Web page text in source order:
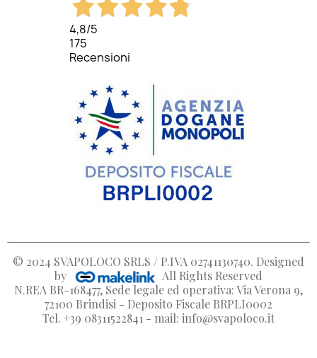
4,8/5
175
Recensioni
© 2024 SVAPOLOCO SRLS / P.IVA 02741130740. Designed
by
All Rights Reserved
N.REA BR-168477, Sede legale ed operativa: Via Verona 9,
72100 Brindisi - Deposito Fiscale BRPLI0002
Tel. +39 08311522841 - mail: info@svapoloco.it